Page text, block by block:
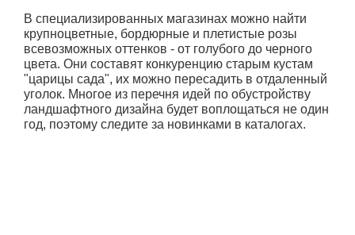
В специализированных магазинах можно найти
крупноцветные, бордюрные и плетистые розы
всевозможных оттенков - от голубого до черного
цвета. Они составят конкуренцию старым кустам
"царицы сада", их можно пересадить в отдаленный
уголок. Многое из перечня идей по обустройству
ландшафтного дизайна будет воплощаться не один
год, поэтому следите за новинками в каталогах.